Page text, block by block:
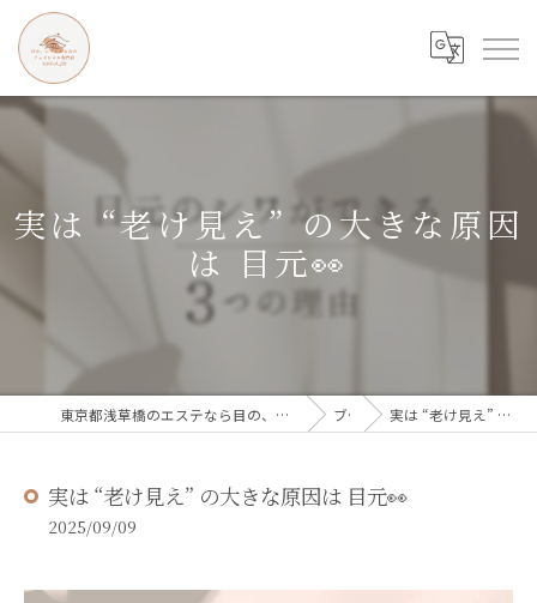
実は “老け見え” の大きな原因
は 目元👀
東京都浅草橋のエステなら目の、シワとたるみのフェイシャル専門店 regalo ブログ 実は “老け見え” の大きな原因は 目元👀
実は “老け見え” の大きな原因は 目元👀
2025/09/09